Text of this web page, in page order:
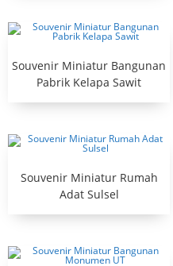
Souvenir Miniatur Bangunan
Pabrik Kelapa Sawit
Souvenir Miniatur Rumah
Adat Sulsel